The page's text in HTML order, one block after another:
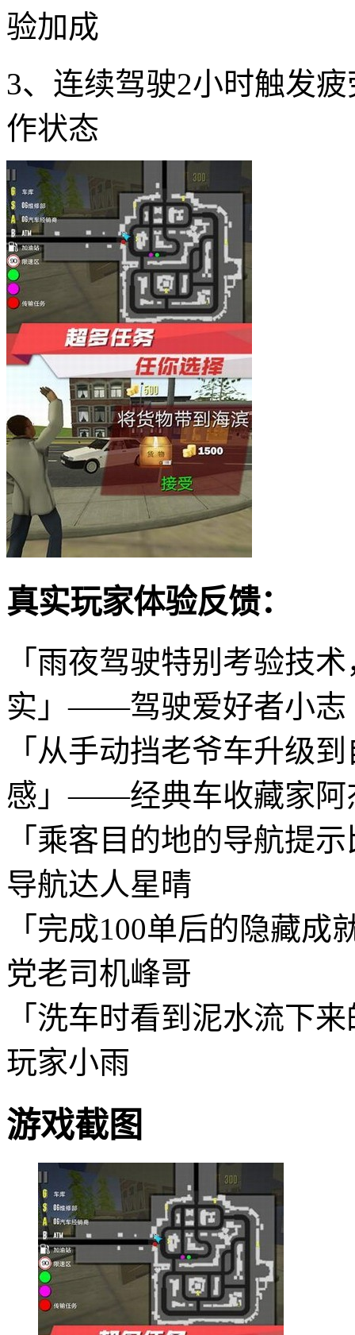
验加成
3、连续驾驶2小时触发
作状态
真实玩家体验反馈：
「雨夜驾驶特别考验技
实」——驾驶爱好者小志
「从手动挡老爷车升级
感」——经典车收藏家阿
「乘客目的地的导航提
导航达人星晴
「完成100单后的隐藏
党老司机峰哥
「洗车时看到泥水流下
玩家小雨
游戏截图